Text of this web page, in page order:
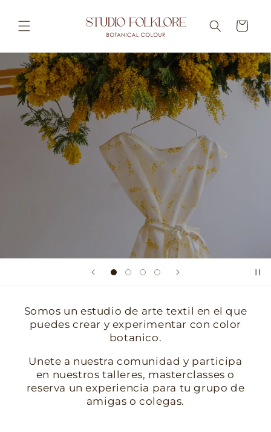
al contenido
Carrito
Somos un estudio de arte textil en el que
puedes crear y experimentar con color
botanico.
Unete a nuestra comunidad y participa
en nuestros talleres, masterclasses o
reserva un experiencia para tu grupo de
amigas o colegas.